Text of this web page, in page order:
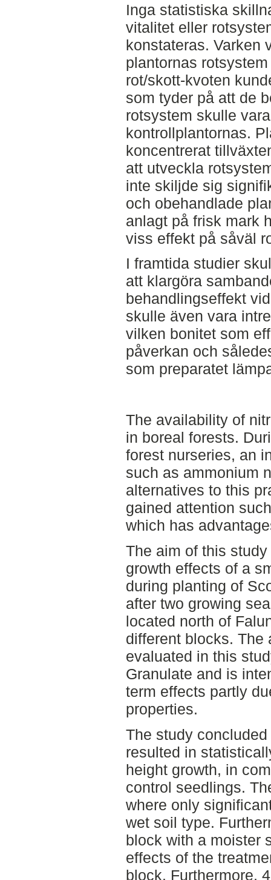
Inga statistiska
vitalitet eller
konstateras. Varken
plantornas
rot/skott-kvoten
som tyder på att de
rotsystem skulle
kontrollplantornas.
koncentrerat
att utveckla
inte skiljde sig
och obehandlade
anlagt på frisk mark
viss effekt på såväl
I framtida studier
att klargöra
behandlingseffekt
skulle även vara
vilken bonitet som
påverkan och
som preparatet
The availability of
in boreal forests.
forest nurseries, an
such as ammonium
alternatives to this
gained attention
which has
The aim of this
growth effects of a
during planting of
after two growing
located north of
different blocks. The
evaluated in this
Granulate and is
term effects partly
properties.
The study
resulted in
height growth, in
control seedlings.
where only
wet soil type.
block with a moister
effects of the
block. Furthermore,